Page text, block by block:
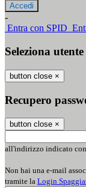
-
Entra con SPID
Seleziona utente
button close ×
Recupero
button close ×
all'indirizzo indicato
Non hai una e-mail
tramite la Login